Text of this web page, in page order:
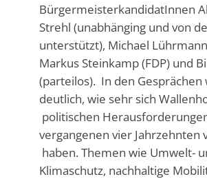
BürgermeisterkandidatInnen
Strehl (unabhänging und von
unterstützt), Michael Lührmann
Markus Steinkamp (FDP) und
(parteilos). In den Gesprächen
deutlich, wie sehr sich
politischen
vergangenen vier Jahrzehnten
haben. Themen wie Umwelt-
Klimaschutz, nachhaltige